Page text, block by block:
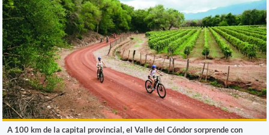
A 100 km de la capital provincial, el Valle del Cóndor sorprende con